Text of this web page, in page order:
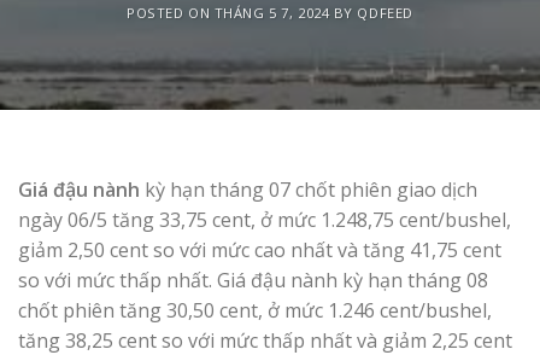
POSTED ON THÁNG 5 7, 2024BY QDFEED
Giá đậu nành kỳ hạn tháng 07 chốt phiên giao dịch
ngày 06/5 tăng 33,75 cent, ở mức 1.248,75 cent/bushel,
giảm 2,50 cent so với mức cao nhất và tăng 41,75 cent
so với mức thấp nhất. Giá đậu nành kỳ hạn tháng 08
chốt phiên tăng 30,50 cent, ở mức 1.246 cent/bushel,
tăng 38,25 cent so với mức thấp nhất và giảm 2,25 cent